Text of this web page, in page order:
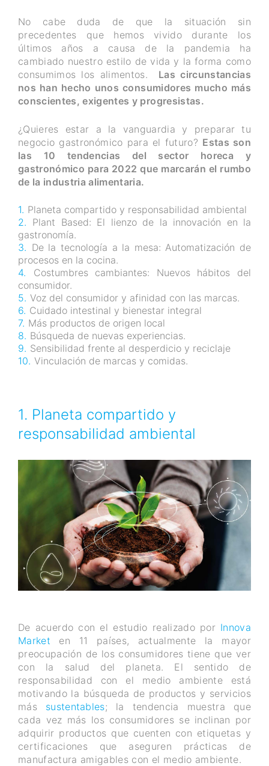
No cabe duda de que la situación sin
precedentes que hemos vivido durante los
últimos años a causa de la pandemia ha
cambiado nuestro estilo de vida y la forma como
consumimos los alimentos. Las circunstancias
nos han hecho unos consumidores mucho más
conscientes, exigentes y progresistas.
¿Quieres estar a la vanguardia y preparar tu
negocio gastronómico para el futuro? Estas son
las 10 tendencias del sector horeca y
gastronómico para 2022 que marcarán el rumbo
de la industria alimentaria.
Planeta compartido y responsabilidad ambiental
Plant Based: El lienzo de la innovación en la
gastronomía.
De la tecnología a la mesa: Automatización de
procesos en la cocina.
Costumbres cambiantes: Nuevos hábitos del
consumidor.
Voz del consumidor y afinidad con las marcas.
Cuidado intestinal y bienestar integral
Más productos de origen local
Búsqueda de nuevas experiencias.
Sensibilidad frente al desperdicio y reciclaje
Vinculación de marcas y comidas.
1. Planeta compartido y
responsabilidad ambiental
De acuerdo con el estudio realizado por Innova
Market en 11 países, actualmente la mayor
preocupación de los consumidores tiene que ver
con la salud del planeta. El sentido de
responsabilidad con el medio ambiente está
motivando la búsqueda de productos y servicios
más sustentables; la tendencia muestra que
cada vez más los consumidores se inclinan por
adquirir productos que cuenten con etiquetas y
certificaciones que aseguren prácticas de
manufactura amigables con el medio ambiente.